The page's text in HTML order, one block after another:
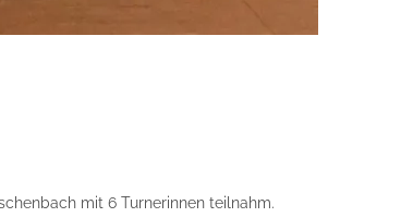
mit 6 Turnerinnen teilnahm.